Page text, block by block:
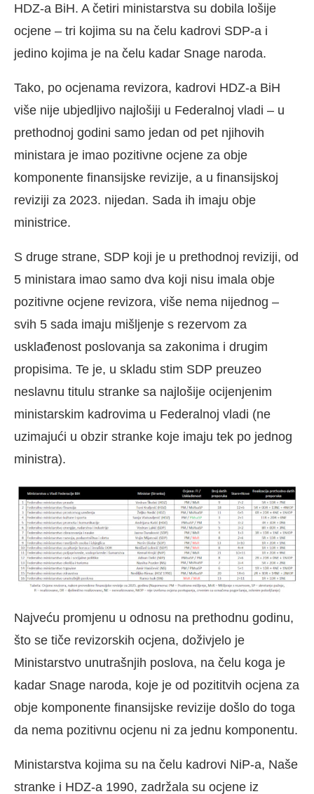
HDZ-a BiH. A četiri ministarstva su dobila lošije
ocjene – tri kojima su na čelu kadrovi SDP-a i
jedino kojima je na čelu kadar Snage naroda.
Tako, po ocjenama revizora, kadrovi HDZ-a BiH
više nije ubjedljivo najlošiji u Federalnoj vladi – u
prethodnoj godini samo jedan od pet njihovih
ministara je imao pozitivne ocjene za obje
komponente finansijske revizije, a u finansijskoj
reviziji za 2023. nijedan. Sada ih imaju obje
ministrice.
S druge strane, SDP koji je u prethodnoj reviziji, od
5 ministara imao samo dva koji nisu imala obje
pozitivne ocjene revizora, više nema nijednog –
svih 5 sada imaju mišljenje s rezervom za
usklađenost poslovanja sa zakonima i drugim
propisima. Te je, u skladu stim SDP preuzeo
neslavnu titulu stranke sa najlošije ocijenjenim
ministarskim kadrovima u Federalnoj vladi (ne
uzimajući u obzir stranke koje imaju tek po jednog
ministra).
Najveću promjenu u odnosu na prethodnu godinu,
što se tiče revizorskih ocjena, doživjelo je
Ministarstvo unutrašnjih poslova, na čelu koga je
kadar Snage naroda, koje je od pozititvih ocjena za
obje komponente finansijske revizije došlo do toga
da nema pozitivnu ocjenu ni za jednu komponentu.
Ministarstva kojima su na čelu kadrovi NiP-a, Naše
stranke i HDZ-a 1990, zadržala su ocjene iz